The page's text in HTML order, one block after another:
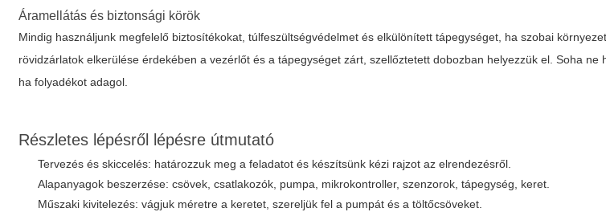
Áramellátás és biztonsági körök
Mindig használjunk megfelelő biztosítékokat, túlfeszültségvédelmet és elkülönített tápegységet, ha szobai
rövidzárlatok elkerülése érdekében a vezérlőt és a tápegységet zárt, szellőztetett dobozban helyezzük el. Soha ne
ha folyadékot adagol.
Részletes lépésről lépésre útmutató
Tervezés és skiccelés: határozzuk meg a feladatot és készítsünk kézi rajzot az elrendezésről.
Alapanyagok beszerzése: csövek, csatlakozók, pumpa, mikrokontroller, szenzorok, tápegység, keret.
Műszaki kivitelezés: vágjuk méretre a keretet, szereljük fel a pumpát és a töltőcsöveket.